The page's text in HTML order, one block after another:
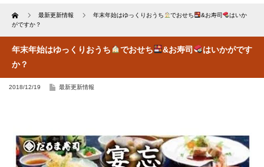
Home 最新更新情報 年末年始はゆっくりおうち でおせち &お寿司
はいか
がですか？
年末年始はゆっくりおうち でおせち &お寿司
はいかがです
か？
2018/12/19 最新更新情報